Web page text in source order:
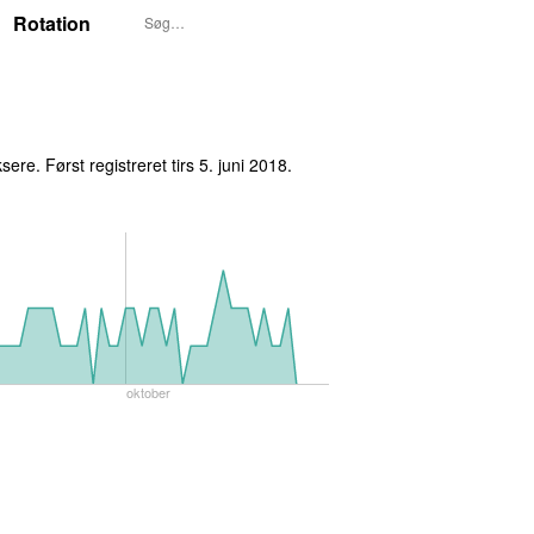
Rotation
Først registreret tirs 5. juni 2018.
oktober